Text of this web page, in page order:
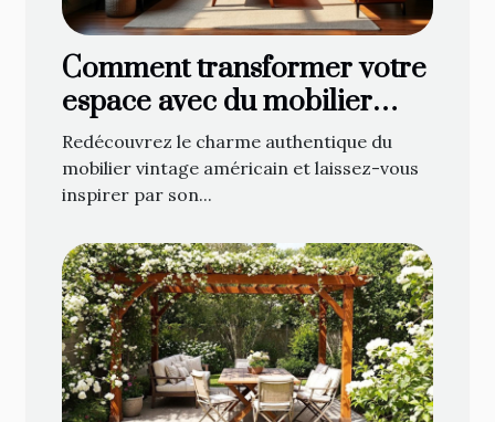
Comment transformer votre
espace avec du mobilier
vintage américain ?
Redécouvrez le charme authentique du
mobilier vintage américain et laissez-vous
inspirer par son...